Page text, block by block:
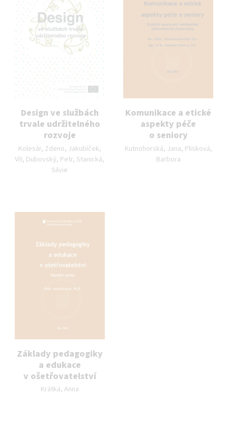
Design ve službách
trvale udržitelného
rozvoje
Autor publikace:
Kolesár, Zdeno, Jakubíček,
Vít, Dubovský, Petr, Stanická,
Silvie
Komunikace a etické
aspekty péče
o seniory
Autor publikace:
Kutnohorská, Jana, Plisková,
Barbora
Základy pedagogiky
a edukace
v ošetřovatelství
Autor publikace:
Krátká, Anna